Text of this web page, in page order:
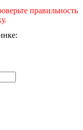
правильность